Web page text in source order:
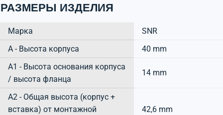
РАЗМЕРЫ ИЗДЕЛИЯ
Марка
SNR
А - Высота корпуса
40 mm
A1 - Высота основания корпуса
/ высота фланца
14 mm
A2 - Общая высота (корпус +
вставка) от монтажной
42,6 mm